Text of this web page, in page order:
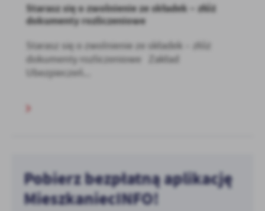
Starasz się o zwolnienie ze składek – złóż
dokumenty rozliczeniowe
Starasz się o zwolnienie ze składek – złóż
dokumenty rozliczeniowe Zakład
Ubezpieczeń...
Pobierz bezpłatną aplikację
MieszkaniecINFO!